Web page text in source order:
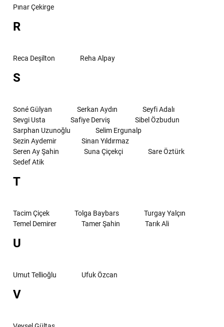
Pınar Çekirge
R
Reca Deşilton Reha Alpay
S
Soné Gülyan Serkan Aydın
Seyfi Adalı
Sevgi Usta
Safiye Derviş
Sibel Özbudun
Sarphan Uzunoğlu
Selim Ergunalp
Sezin Aydemir
Sinan Yıldırmaz
Seren Ay Şahin
Suna Çiçekçi
Sare Öztürk
Sedef Atik
T
Tacim Çiçek Tolga Baybars
Turgay Yalçın
Temel Demirer
Tamer Şahin Tarık Ali
U
Umut Tellioğlu Ufuk Özcan
V